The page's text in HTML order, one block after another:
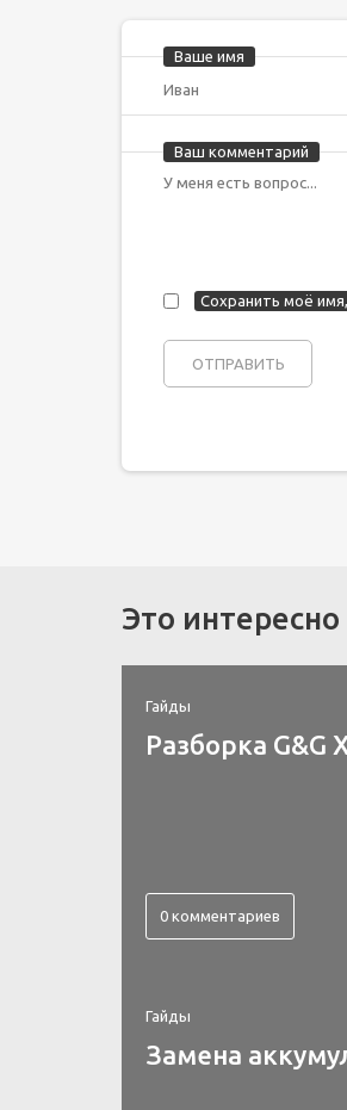
Ваше имя
Ваш комментарий
Сохранить моё
Это интересно
Гайды
Разборка G&G
0 комментариев
Гайды
Замена